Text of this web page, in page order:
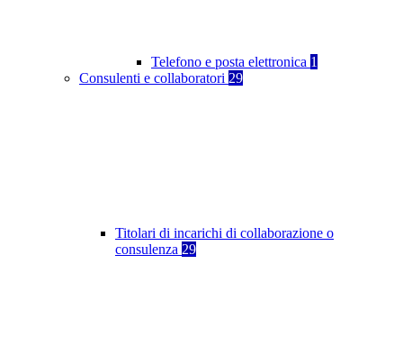
Telefono e posta elettronica 1
Consulenti e collaboratori 29
Titolari di incarichi di collaborazione o
consulenza 29